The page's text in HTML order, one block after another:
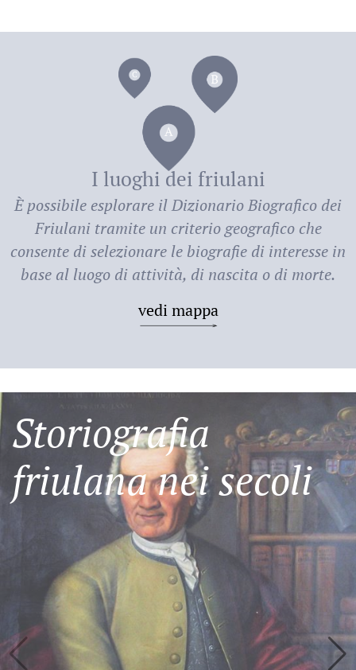
dei
Friulani
I luoghi dei friulani
È possibile esplorare ilDizionario Biografico dei
Friulani tramite un criterio geografico che
consente di selezionare le biografie di interesse in
base al luogo di attività, di nascita o di morte.
vedi mappa
Storiografia
friulana nei secoli